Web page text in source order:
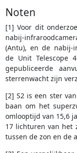
Noten
[1] Voor dit
nabij-
(Antu), en de nabij-
de Unit Telescope
gepubliceerde
sterrenwacht zijn
[2] S2 is een ster
baan om het
omlooptijd van 15,6
17 lichturen van het
tussen de zon en de